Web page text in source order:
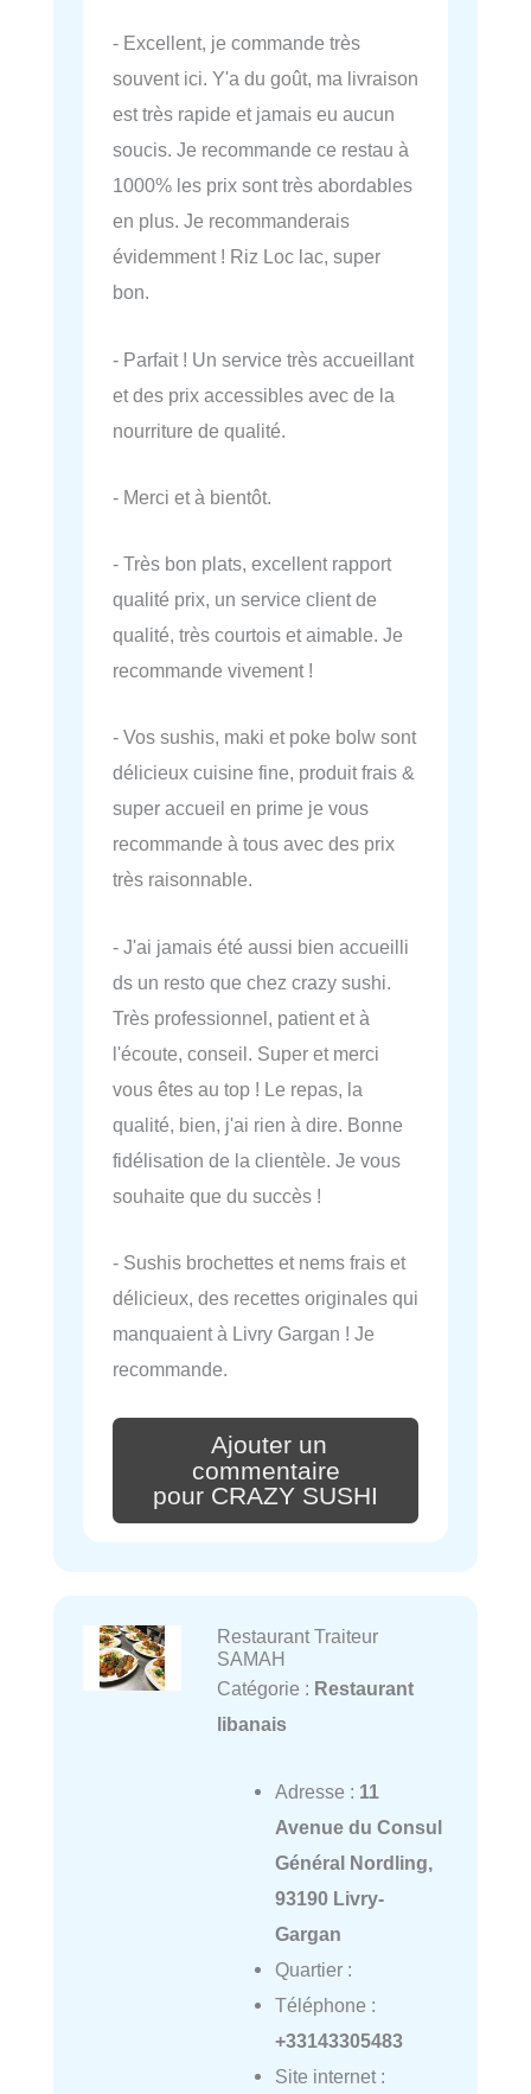
- Excellent, je commande très
souvent ici. Y'a du goût, ma livraison
est très rapide et jamais eu aucun
soucis. Je recommande ce restau à
1000% les prix sont très abordables
en plus. Je recommanderais
évidemment ! Riz Loc lac, super
bon.
- Parfait ! Un service très accueillant
et des prix accessibles avec de la
nourriture de qualité.
- Merci et à bientôt.
- Très bon plats, excellent rapport
qualité prix, un service client de
qualité, très courtois et aimable. Je
recommande vivement !
- Vos sushis, maki et poke bolw sont
délicieux cuisine fine, produit frais &
super accueil en prime je vous
recommande à tous avec des prix
très raisonnable.
- J'ai jamais été aussi bien accueilli
ds un resto que chez crazy sushi.
Très professionnel, patient et à
l'écoute, conseil. Super et merci
vous êtes au top ! Le repas, la
qualité, bien, j'ai rien à dire. Bonne
fidélisation de la clientèle. Je vous
souhaite que du succès !
- Sushis brochettes et nems frais et
délicieux, des recettes originales qui
manquaient à Livry Gargan ! Je
recommande.
Ajouter un
commentaire
pour CRAZY SUSHI
Restaurant Traiteur
SAMAH
Catégorie : Restaurant
libanais
Adresse : 11
Avenue du Consul
Général Nordling,
93190 Livry-
Gargan
Quartier :
Téléphone :
+33143305483
Site internet :